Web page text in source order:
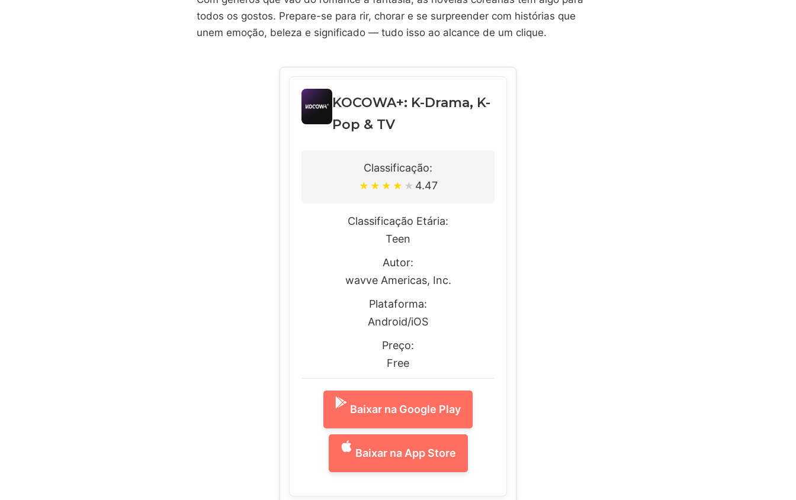
todos os gostos. Prepare-se para rir, chorar e se surpreender com histórias que
unem emoção, beleza e significado — tudo isso ao alcance de um clique.
KOCOWA+: K-Drama, K-
Pop & TV
Classificação:
★ ★ ★ ★ ★ 4.47
Classificação Etária:
Teen
Autor:
wavve Americas, Inc.
Plataforma:
Android/iOS
Preço:
Free
Baixar na Google Play
Baixar na App Store